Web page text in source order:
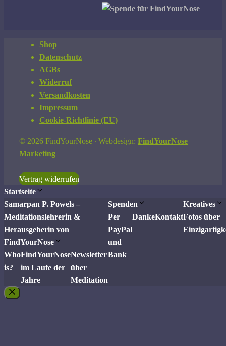
Shop
Datenschutz
AGBs
Widerruf
Versandkosten
Impressum
Cookie-Richtlinie (EU)
© 2026 FindYourNose ∙ Webdesign: FindYourNose
Marketing
Vertrag widerrufen
Startseite
Samarpan P. Powels –
Meditationslehrerin &
Herausgeberin von
FindYourNose
Who
is?
FindYourNose
im Laufe der
Jahre
Newsletter
über
Meditation
Spenden
Per
PayPal
und
Bank
DankeKontakt
Kreatives
Fotos über
Schließen